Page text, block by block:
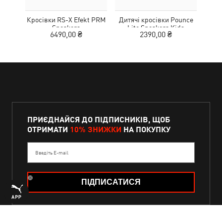
Кросівки RS-X Efekt PRM
Sneakers
6490,00 ₴
Дитячі кросівки Pounce
Lite Sneakers Kids
2390,00 ₴
ПРИЄДНАЙСЯ ДО ПІДПИСНИКІВ, ЩОБ
ОТРИМАТИ 10% ЗНИЖКИ НА ПОКУПКУ
Введіть E-mail
ПІДПИСАТИСЯ